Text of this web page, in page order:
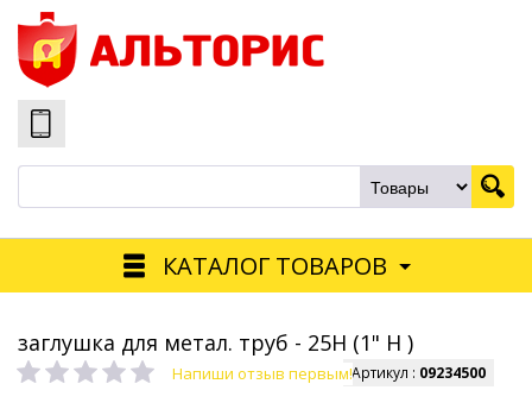
КАТАЛОГ ТОВАРОВ
заглушка для метал. труб - 25Н (1" Н )
Напиши отзыв первым!Артикул : 09234500